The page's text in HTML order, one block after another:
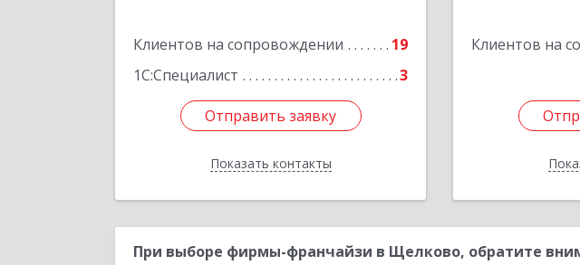
Клиентов на сопровождении
19
1С:Специалист
3
Отправить заявку
Показать контакты
Отправить заявку
Назад
Клиентов на
При выборе фирмы-франчайзи в Щелково, обратите